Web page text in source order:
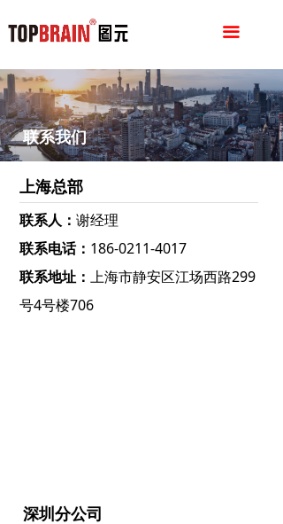
끀
联系我们
上海总部
联系人： 谢经理
联系电话： 186-0211-4017
联系地址： 上海市静安区江场西路299
号4号楼706
深圳分公司